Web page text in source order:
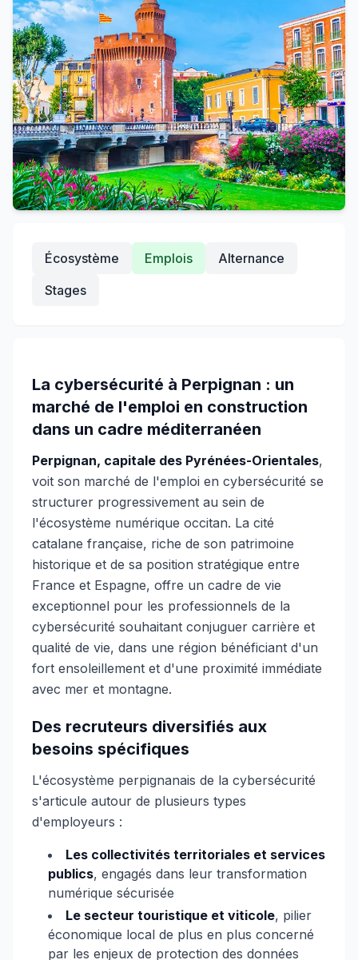
Écosystème Emplois
Alternance
Stages
La cybersécurité à Perpignan : un
marché de l'emploi en construction
dans un cadre méditerranéen
Perpignan, capitale des Pyrénées-Orientales,
voit son marché de l'emploi en cybersécurité se
structurer progressivement au sein de
l'écosystème numérique occitan. La cité
catalane française, riche de son patrimoine
historique et de sa position stratégique entre
France et Espagne, offre un cadre de vie
exceptionnel pour les professionnels de la
cybersécurité souhaitant conjuguer carrière et
qualité de vie, dans une région bénéficiant d'un
fort ensoleillement et d'une proximité immédiate
avec mer et montagne.
Des recruteurs diversifiés aux
besoins spécifiques
L'écosystème perpignanais de la cybersécurité
s'articule autour de plusieurs types
d'employeurs :
Les collectivités territoriales et services
publics, engagés dans leur transformation
numérique sécurisée
Le secteur touristique et viticole, pilier
économique local de plus en plus concerné
par les enjeux de protection des données